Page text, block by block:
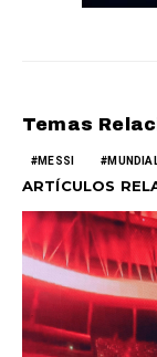
Temas
MESSI
ARTÍCULOS